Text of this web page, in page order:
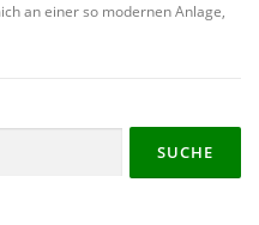
an einer so modernen Anlage,